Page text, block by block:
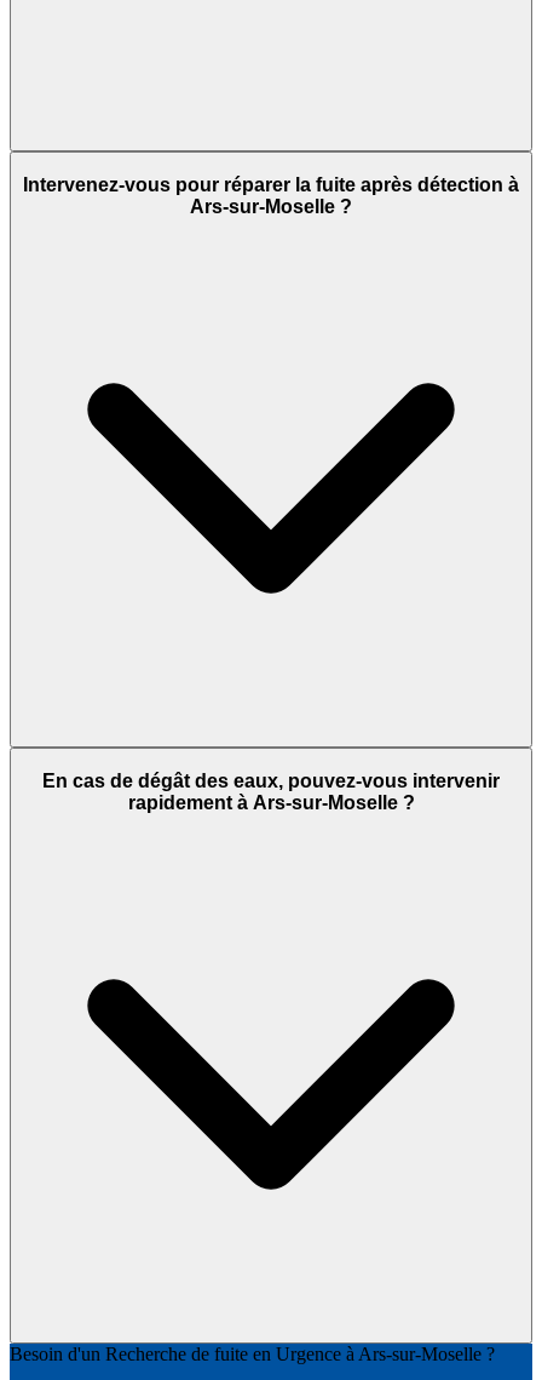
Intervenez-vous pour réparer la fuite après détection à
Ars-sur-Moselle ?
En cas de dégât des eaux, pouvez-vous intervenir
rapidement à Ars-sur-Moselle ?
Besoin d'un Recherche de fuite en Urgence à Ars-sur-Moselle ?